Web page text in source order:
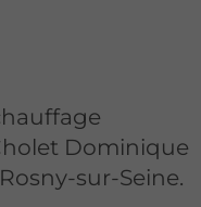
Dominique
sur-Seine.